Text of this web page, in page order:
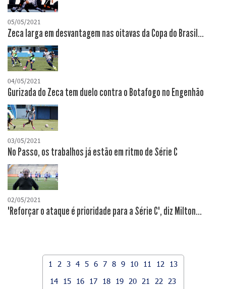
05/05/2021
Zeca larga em desvantagem nas oitavas da Copa do Brasil...
04/05/2021
Gurizada do Zeca tem duelo contra o Botafogo no Engenhão
03/05/2021
No Passo, os trabalhos já estão em ritmo de Série C
02/05/2021
"Reforçar o ataque é prioridade para a Série C", diz Milton...
1 2 3 4 5 6 7 8 9 10 11 12
13
14
15 16 17 18 19 20 21 22
23